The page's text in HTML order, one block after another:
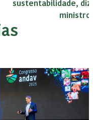
sustentabilidade, diz
ministro